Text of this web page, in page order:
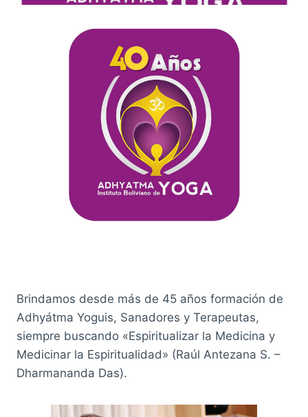
Brindamos desde más de 45 años formación de
Adhyátma Yoguis, Sanadores y Terapeutas,
siempre buscando «Espiritualizar la Medicina y
Medicinar la Espiritualidad» (Raúl Antezana S. –
Dharmananda Das).